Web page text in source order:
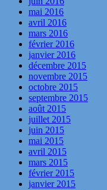
mai 2016
avril 2016
mars 2016
février 2016
janvier 2016
décembre 2015
novembre 2015
octobre 2015
septembre 2015
août 2015
juillet 2015
juin 2015
mai 2015
avril 2015
mars 2015
février 2015
janvier 2015